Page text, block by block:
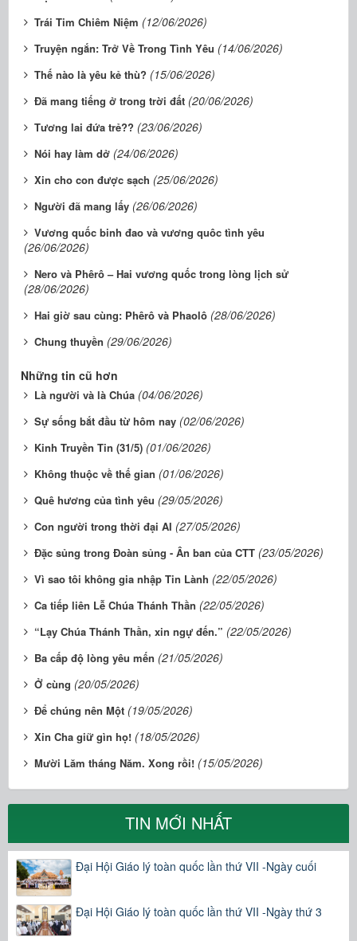
Trái Tim Chiêm Niệm (12/06/2026)
Truyện ngắn: Trở Về Trong Tình Yêu (14/06/2026)
Thế nào là yêu kẻ thù? (15/06/2026)
Đã mang tiếng ở trong trời đất (20/06/2026)
Tương lai đứa trẻ?? (23/06/2026)
Nói hay làm dở (24/06/2026)
Xin cho con được sạch (25/06/2026)
Người đã mang lấy (26/06/2026)
Vương quốc binh đao và vương quôc tình yêu
(26/06/2026)
Nero và Phêrô – Hai vương quốc trong lòng lịch sử
(28/06/2026)
Hai giờ sau cùng: Phêrô và Phaolô (28/06/2026)
Chung thuyền (29/06/2026)
Những tin cũ hơn
Là người và là Chúa (04/06/2026)
Sự sống bắt đầu từ hôm nay (02/06/2026)
Kinh Truyền Tin (31/5) (01/06/2026)
Không thuộc về thế gian (01/06/2026)
Quê hương của tình yêu (29/05/2026)
Con người trong thời đại AI (27/05/2026)
Đặc sủng trong Đoàn sủng - Ân ban của CTT (23/05/2026)
Vì sao tôi không gia nhập Tin Lành (22/05/2026)
Ca tiếp liên Lễ Chúa Thánh Thần (22/05/2026)
“Lạy Chúa Thánh Thần, xin ngự đến.” (22/05/2026)
Ba cấp độ lòng yêu mến (21/05/2026)
Ở cùng (20/05/2026)
Để chúng nên Một (19/05/2026)
Xin Cha giữ gìn họ! (18/05/2026)
Mười Lăm tháng Năm. Xong rồi! (15/05/2026)
TIN MỚI NHẤT
Đại Hội Giáo lý toàn quốc lần thứ VII -Ngày cuối
Đại Hội Giáo lý toàn quốc lần thứ VII -Ngày thứ 3